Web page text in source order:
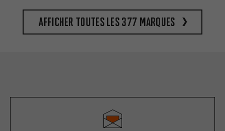
Afficher toutes les 377 marques